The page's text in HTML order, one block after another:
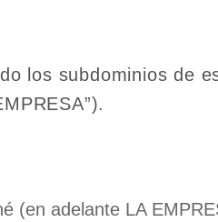
los subdominios de
(en adelante LA